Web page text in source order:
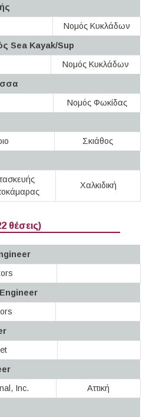
Νομός Κυκλάδων
Sea Kayak/Sup
Νομός Κυκλάδων
Νομός Φωκίδας
Σκιάθος
Χαλκιδική
θέσεις)
Inc.
Αττική